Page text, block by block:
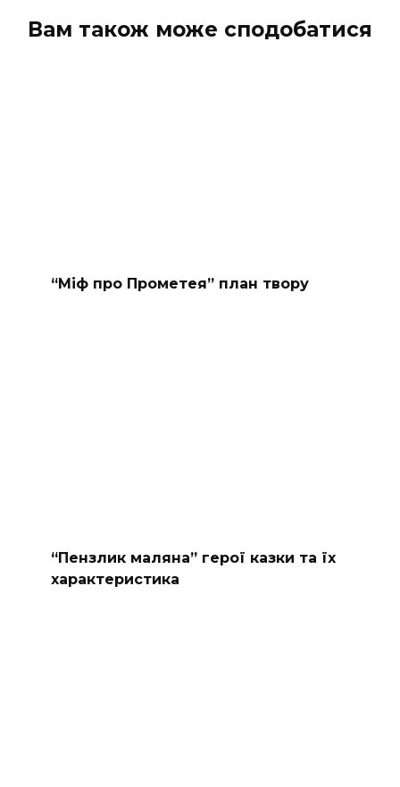
Вам також може сподобатися
“Міф про Прометея” план твору
“Пензлик маляна” герої казки та їх
характеристика